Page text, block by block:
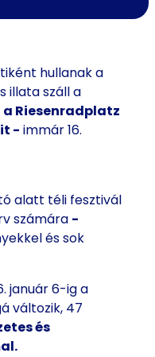
hullanak a
illata száll a
a Riesenradplatz
- immár 16.
alatt téli fesztivál
számára -
és sok
január 6-ig a
változik, 47
és